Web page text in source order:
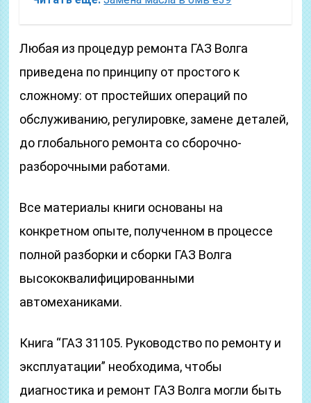
Любая из процедур ремонта ГАЗ Волга
приведена по принципу от простого к
сложному: от простейших операций по
обслуживанию, регулировке, замене деталей,
до глобального ремонта со сборочно-
разборочными работами.
Все материалы книги основаны на
конкретном опыте, полученном в процессе
полной разборки и сборки ГАЗ Волга
высококвалифицированными
автомеханиками.
Книга “ГАЗ 31105. Руководство по ремонту и
эксплуатации” необходима, чтобы
диагностика и ремонт ГАЗ Волга могли быть